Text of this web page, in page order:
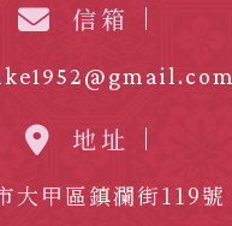
信箱
地址
大甲區鎮瀾街119號